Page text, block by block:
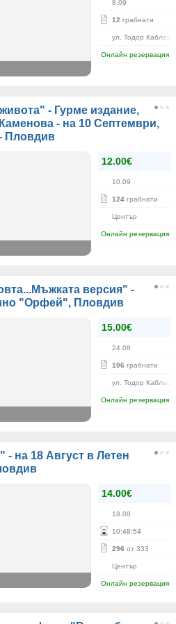
8.09
12 грабнати
ул. Тодор
Онлайн резервация
- Гурме издание,
- на 10 Септември,
Пловдив
12.00€
10.09
124 грабнати
Център
Онлайн резервация
версия" -
"Орфей", Пловдив
15.00€
24.08
106 грабнати
ул. Тодор
Онлайн резервация
- на 18 Август в Летен
14.00€
18.08
10:48:53
296 от 333
Център
Онлайн резервация